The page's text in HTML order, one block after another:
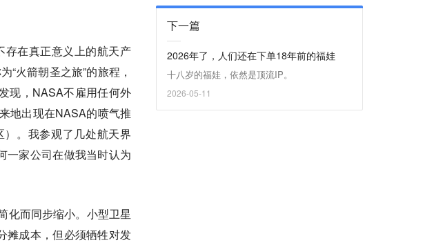
存在真正意义上的航天产
火箭朝圣之旅”的旅程，
现，NASA不雇用任何外
地出现在NASA的喷气推
。我参观了几处航天界
一家公司在做我当时认为
化而同步缩小。小型卫星
摊成本，但必须牺牲对发
下一篇
2026年了，人们还在下单18年前的福娃
十八岁的福娃，依然是顶流IP。
2026-05-11